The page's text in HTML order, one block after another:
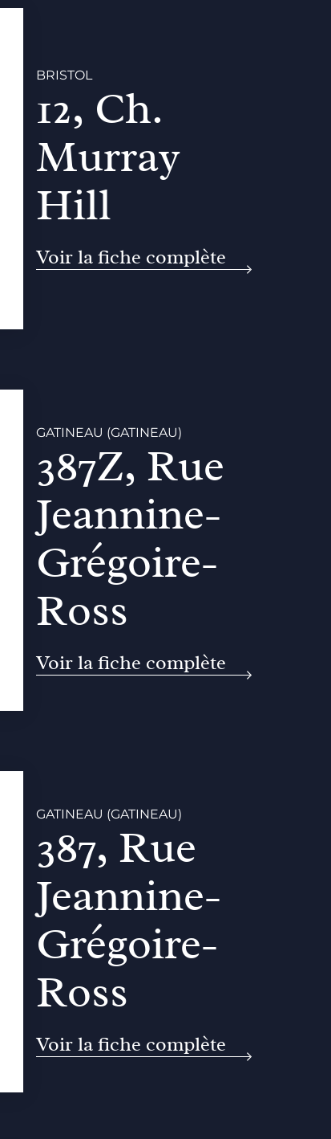
BRISTOL
12, Ch.
Murray
Hill
Voir la fiche complète
GATINEAU (GATINEAU)
387Z, Rue
Jeannine-
Grégoire-
Ross
Voir la fiche complète
GATINEAU (GATINEAU)
387, Rue
Jeannine-
Grégoire-
Ross
Voir la fiche complète